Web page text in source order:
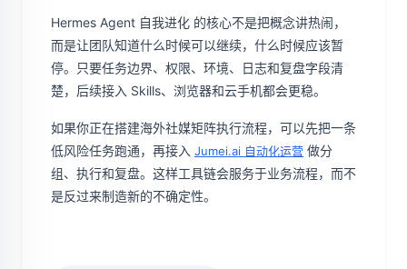
Hermes Agent 自我进化 的核心不是把概念讲热闹，
而是让团队知道什么时候可以继续，什么时候应该暂
停。只要任务边界、权限、环境、日志和复盘字段清
楚，后续接入 Skills、浏览器和云手机都会更稳。
如果你正在搭建海外社媒矩阵执行流程，可以先把一条
低风险任务跑通，再接入 Jumei.ai 自动化运营 做分
组、执行和复盘。这样工具链会服务于业务流程，而不
是反过来制造新的不确定性。